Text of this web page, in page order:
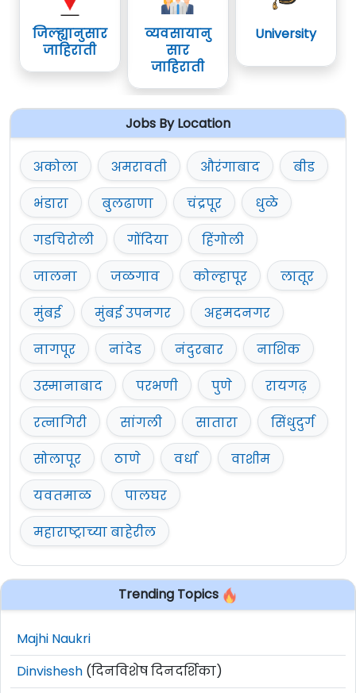
जिल्ह्यानुसार
जाहिराती
व्यवसायानु
सार
जाहिराती
University
Jobs By Location
अकोला अमरावती औरंगाबाद
बीड
भंडारा
बुलढाणा चंद्रपूर
धुळे
गडचिरोली
गोंदिया
हिंगोली
जालना
जळगाव कोल्हापूर
लातूर
मुंबई
मुंबई उपनगर
अहमदनगर
नागपूर
नांदेड नंदुरबार
नाशिक
उस्मानाबाद
परभणी पुणे
रायगढ़
रत्नागिरी
सांगली सातारा
सिंधुदुर्ग
सोलापूर
ठाणे वर्धा
वाशीम
यवतमाळ
पालघर
महाराष्ट्राच्या बाहेरील
Trending Topics
Majhi Naukri
Dinvishesh (दिनविशेष दिनदर्शिका)